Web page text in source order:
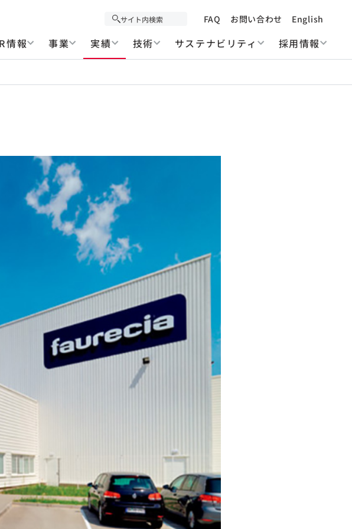
FAQ お問い合わせ English
情報 事業 実績 技術 サステナビリティ 採用情報